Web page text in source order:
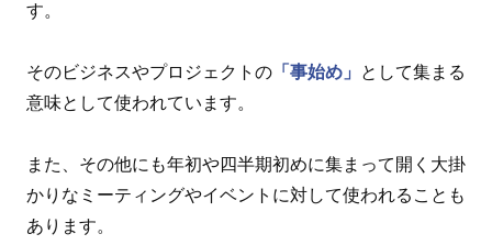
す。
そのビジネスやプロジェクトの 「事始め」
として集まる
意味として使われています。
また、その他にも年初や四半期初めに集まって開く大掛
かりなミーティングやイベントに対して使われることも
あります。